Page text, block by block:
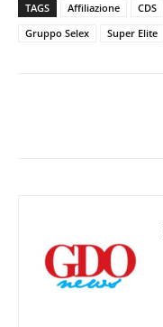
TAGS Affiliazione CDS
Gruppo Selex
Super Elite